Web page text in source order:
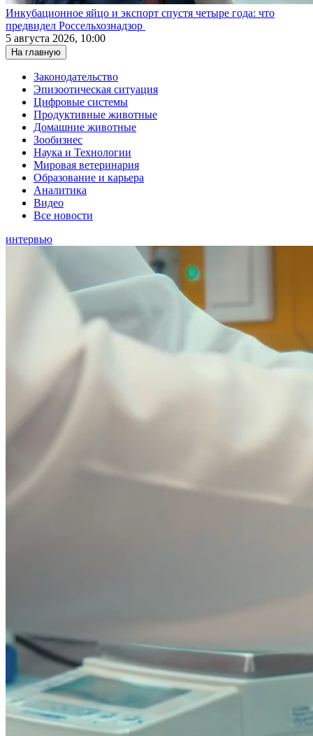
Инкубационное яйцо и экспорт спустя четыре года: что
предвидел Россельхознадзор
5 августа 2026, 10:00
На главную
Законодательство
Эпизоотическая ситуация
Цифровые системы
Продуктивные животные
Домашние животные
Зообизнес
Наука и Технологии
Мировая ветеринария
Образование и карьера
Аналитика
Видео
Все новости
интервью